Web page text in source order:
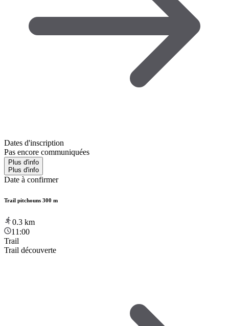
Dates d'inscription
Pas encore communiquées
Plus d'info
Plus d'info
Date à confirmer
Trail pitchouns 300 m
0.3 km
11:00
Trail
Trail découverte